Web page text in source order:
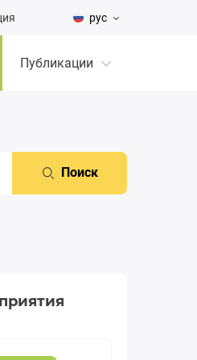
рус
Публикации
Поиск